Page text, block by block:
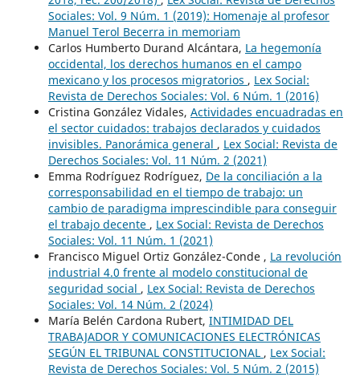
Sociales: Vol. 9 Núm. 1 (2019): Homenaje al profesor
Manuel Terol Becerra in memoriam
Carlos Humberto Durand Alcántara, La hegemonía
occidental, los derechos humanos en el campo
mexicano y los procesos migratorios , Lex Social:
Revista de Derechos Sociales: Vol. 6 Núm. 1 (2016)
Cristina González Vidales, Actividades encuadradas en
el sector cuidados: trabajos declarados y cuidados
invisibles. Panorámica general , Lex Social: Revista de
Derechos Sociales: Vol. 11 Núm. 2 (2021)
Emma Rodríguez Rodríguez, De la conciliación a la
corresponsabilidad en el tiempo de trabajo: un
cambio de paradigma imprescindible para conseguir
el trabajo decente , Lex Social: Revista de Derechos
Sociales: Vol. 11 Núm. 1 (2021)
Francisco Miguel Ortiz González-Conde , La revolución
industrial 4.0 frente al modelo constitucional de
seguridad social , Lex Social: Revista de Derechos
Sociales: Vol. 14 Núm. 2 (2024)
María Belén Cardona Rubert, INTIMIDAD DEL
TRABAJADOR Y COMUNICACIONES ELECTRÓNICAS
SEGÚN EL TRIBUNAL CONSTITUCIONAL , Lex Social:
Revista de Derechos Sociales: Vol. 5 Núm. 2 (2015)